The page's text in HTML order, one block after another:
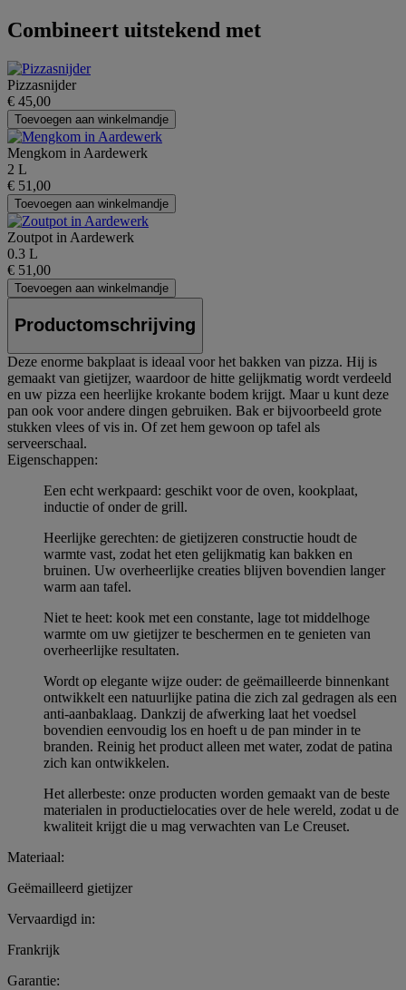
Combineert uitstekend met
Pizzasnijder
€ 45,00
Toevoegen aan winkelmandje
Mengkom in Aardewerk
2 L
€ 51,00
Toevoegen aan winkelmandje
Zoutpot in Aardewerk
0.3 L
€ 51,00
Toevoegen aan winkelmandje
Productomschrijving
Deze enorme bakplaat is ideaal voor het bakken van pizza. Hij is
gemaakt van gietijzer, waardoor de hitte gelijkmatig wordt verdeeld
en uw pizza een heerlijke krokante bodem krijgt. Maar u kunt deze
pan ook voor andere dingen gebruiken. Bak er bijvoorbeeld grote
stukken vlees of vis in. Of zet hem gewoon op tafel als
serveerschaal.
Eigenschappen:
Een echt werkpaard: geschikt voor de oven, kookplaat,
inductie of onder de grill.
Heerlijke gerechten: de gietijzeren constructie houdt de
warmte vast, zodat het eten gelijkmatig kan bakken en
bruinen. Uw overheerlijke creaties blijven bovendien langer
warm aan tafel.
Niet te heet: kook met een constante, lage tot middelhoge
warmte om uw gietijzer te beschermen en te genieten van
overheerlijke resultaten.
Wordt op elegante wijze ouder: de geëmailleerde binnenkant
ontwikkelt een natuurlijke patina die zich zal gedragen als een
anti-aanbaklaag. Dankzij de afwerking laat het voedsel
bovendien eenvoudig los en hoeft u de pan minder in te
branden. Reinig het product alleen met water, zodat de patina
zich kan ontwikkelen.
Het allerbeste: onze producten worden gemaakt van de beste
materialen in productielocaties over de hele wereld, zodat u de
kwaliteit krijgt die u mag verwachten van Le Creuset.
Materiaal:
Geëmailleerd gietijzer
Vervaardigd in:
Frankrijk
Garantie: